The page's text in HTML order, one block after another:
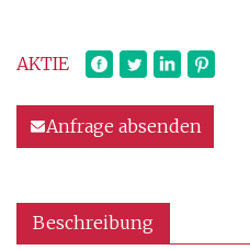
AKTIE
Anfrage absenden
Beschreibung